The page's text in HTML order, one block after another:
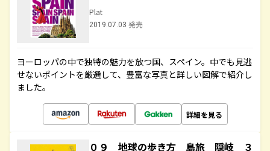
Plat
2019.07.03 発売
ヨーロッパの中で独特の魅力を放つ国、スペイン。中でも見逃
せないポイントを厳選して、豊富な写真と詳しい図解で紹介し
ました。
詳細を見る
０９ 地球の歩き方 島旅 隠岐 ３